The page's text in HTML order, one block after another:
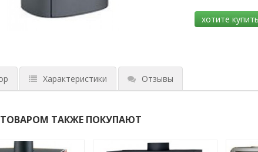
Характеристики Отзывы
ТАКЖЕ ПОКУПАЮТ